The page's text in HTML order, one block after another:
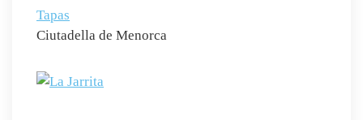
Tapas
Ciutadella de Menorca